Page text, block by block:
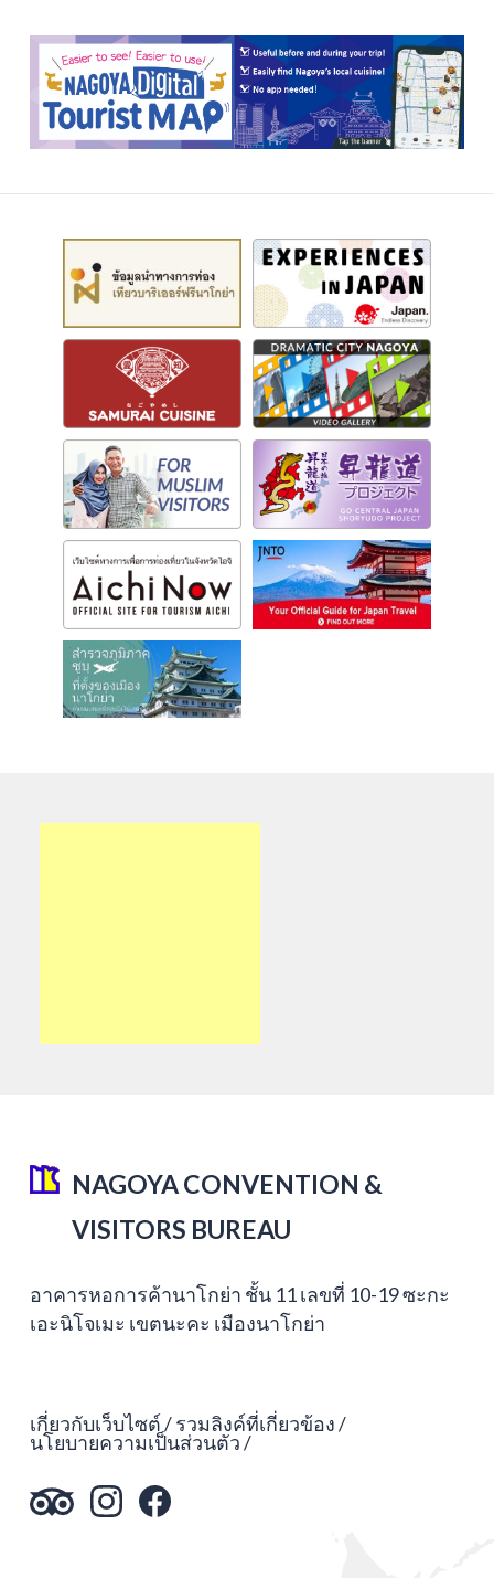
NAGOYA CONVENTION &
VISITORS BUREAU
อาคารหอการค้านาโกย่า ชั้น 11 เลขที่ 10-19 ซะกะ
เอะนิโจเมะ เขตนะคะ เมืองนาโกย่า
เกี่ยวกับเว็บไซต์ รวมลิงค์ที่เกี่ยวข้อง
นโยบายความเป็นส่วนตัว